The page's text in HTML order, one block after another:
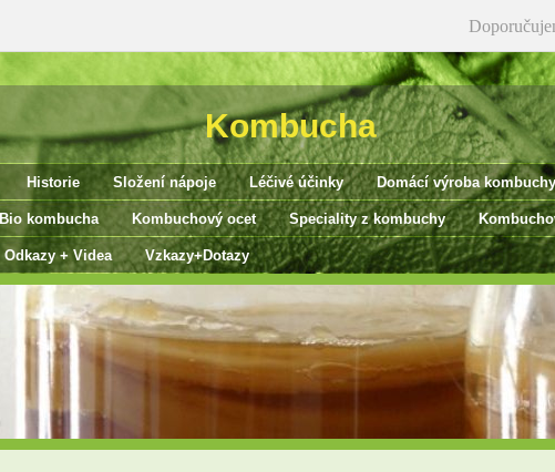
Kombucha
Historie Složení nápoje Léčivé účinky Domácí výroba kombuchy
Bio kombucha Kombuchový ocet Speciality z kombuchy
Odkazy + Videa Vzkazy+Dotazy